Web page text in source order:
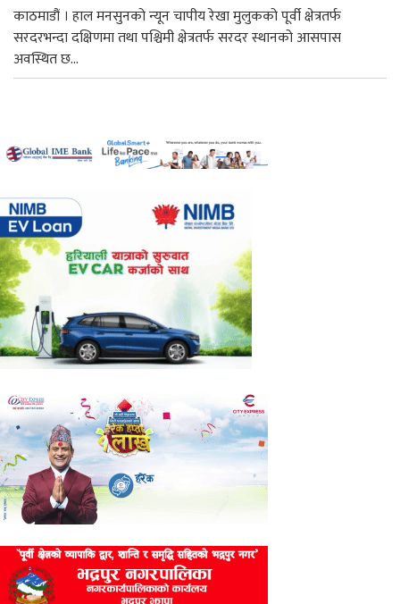
काठमाडौं । हाल मनसुनको न्यून चापीय रेखा मुलुकको पूर्वी क्षेत्रतर्फ
सरदरभन्दा दक्षिणमा तथा पश्चिमी क्षेत्रतर्फ सरदर स्थानको आसपास
अवस्थित छ...